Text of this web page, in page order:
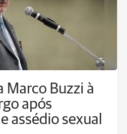
Marco Buzzi à
após
assédio sexual